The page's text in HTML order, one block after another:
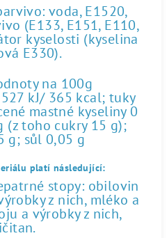
voda, E1520,
(E133, E151, E110,
kyselosti (kyselina
E330).
na 100g
kJ/ 365 kcal; tuky
mastné kyseliny 0
(z toho cukry 15 g);
g; sůl 0,05 g
platí následující:
stopy: obilovin
z nich, mléko a
a výrobky z nich,